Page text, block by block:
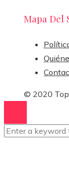
Mapa Del
© 2020